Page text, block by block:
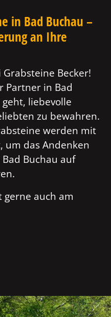
in Bad Buchau –
an Ihre
Becker!
Partner in Bad
liebevolle
zu bewahren.
werden mit
um das Andenken
Buchau auf
auch am